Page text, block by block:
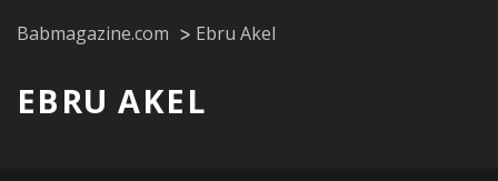
Babmagazine.com Ebru Akel
EBRU AKEL